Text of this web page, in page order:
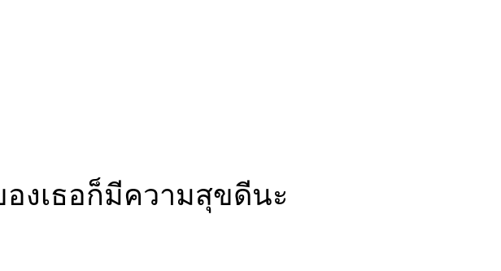
งเธอก็มีความสุขดีนะ